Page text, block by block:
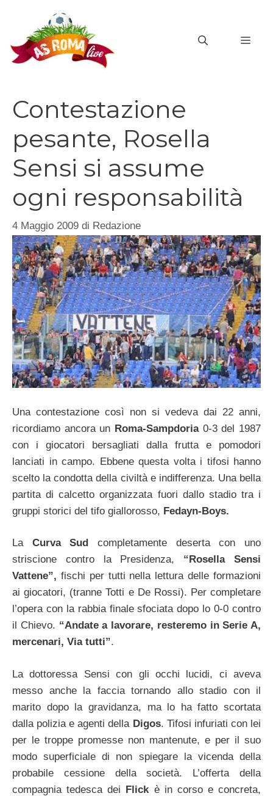
contenuto
Contestazione
pesante, Rosella
Sensi si assume
ogni responsabilità
4 Maggio 2009 di Redazione
Una contestazione così non si vedeva dai 22 anni,
ricordiamo ancora un Roma-Sampdoria 0-3 del 1987
con i giocatori bersagliati dalla frutta e pomodori
lanciati in campo. Ebbene questa volta i tifosi hanno
scelto la condotta della civiltà e indifferenza. Una bella
partita di calcetto organizzata fuori dallo stadio tra i
gruppi storici del tifo giallorosso, Fedayn-Boys.
La Curva Sud
completamente deserta con uno
striscione contro la Presidenza, “Rosella Sensi
Vattene”, fischi per tutti nella lettura delle formazioni
ai giocatori, (tranne Totti e De Rossi). Per completare
l’opera con la rabbia finale sfociata dopo lo 0-0 contro
il Chievo. “Andate a lavorare, resteremo in Serie A,
mercenari, Via tutti”.
La dottoressa Sensi con gli occhi lucidi, ci aveva
messo anche la faccia tornando allo stadio con il
marito dopo la gravidanza, ma lo ha fatto scortata
dalla polizia e agenti della Digos. Tifosi infuriati con lei
per le troppe promesse non mantenute, e per il suo
modo superficiale di non spiegare la vicenda della
probabile cessione della società. L’offerta della
compagnia tedesca dei Flick è in corso e concreta,